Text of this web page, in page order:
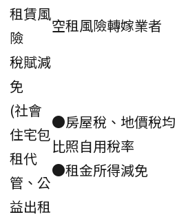
租賃風
險
空租風險轉嫁業者
稅賦減
免
(社會
住宅包
租代
管、公
益出租
●房屋稅、地價稅均
比照自用稅率
●租金所得減免